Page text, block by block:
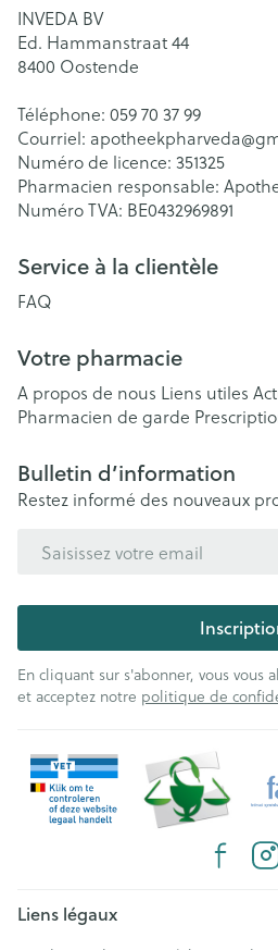
INVEDA BV
Ed. Hammanstraat 44
8400 Oostende
Téléphone: 059 70 37 99
Courriel: apotheekpharveda@
Numéro de licence: 351325
Pharmacien responsable:
Numéro TVA: BE0432969891
Service à la clientèle
FAQ
Votre pharmacie
A propos de nous Liens utiles
Pharmacien de garde
Bulletin d’information
Restez informé des nouveaux
En cliquant sur s'abonner, vous vous
et acceptez notre politique de
Liens légaux